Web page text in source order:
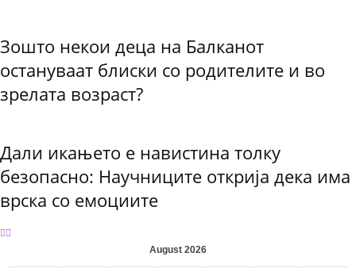
Зошто некои деца на Балканот
остануваат блиски со родителите и во
зрелата возраст?
Дали икањето е навистина толку
безопасно: Научниците открија дека има
врска со емоциите
August 2026